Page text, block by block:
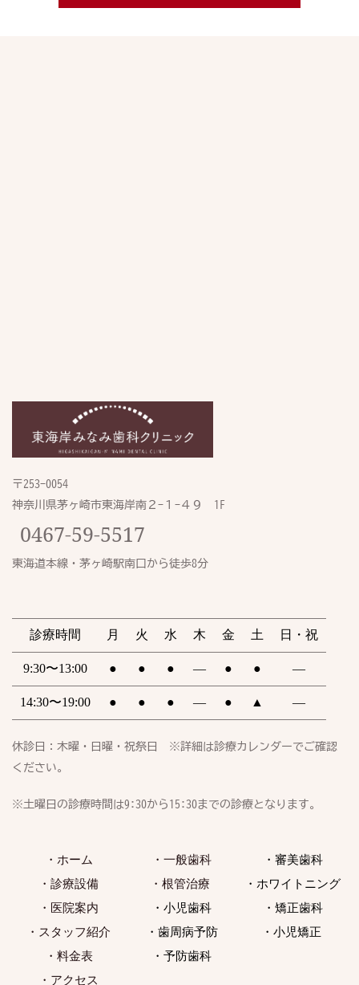
〒253-0054
神奈川県茅ヶ崎市東海岸南２-１−４９　1F
0467-59-5517
東海道本線・茅ヶ崎駅南口から徒歩8分
診療時間 月 火 水 木 金 土 日・祝
9:30〜13:00 ● ● ● ― ● ● ―
14:30〜19:00 ● ● ● ― ● ▲ ―
休診日：木曜・日曜・祝祭日　※詳細は診療カレンダーでご確認
ください。
※土曜日の診療時間は9:30から15:30までの診療となります。
・ホーム
・診療設備
・医院案内
・スタッフ紹介
・料金表
・アクセス
・一般歯科
・根管治療
・小児歯科
・歯周病予防
・予防歯科
・審美歯科
・ホワイトニング
・矯正歯科
・小児矯正